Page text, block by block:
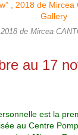
2018 de Mircea
au 17
est la
au Centre